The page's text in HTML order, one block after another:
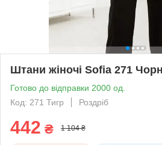
Штани жіночі Sofia 271
Готово до відправки 2000 од.
Код: 271 Тигр
Роздріб
442 ₴ 1 104 ₴